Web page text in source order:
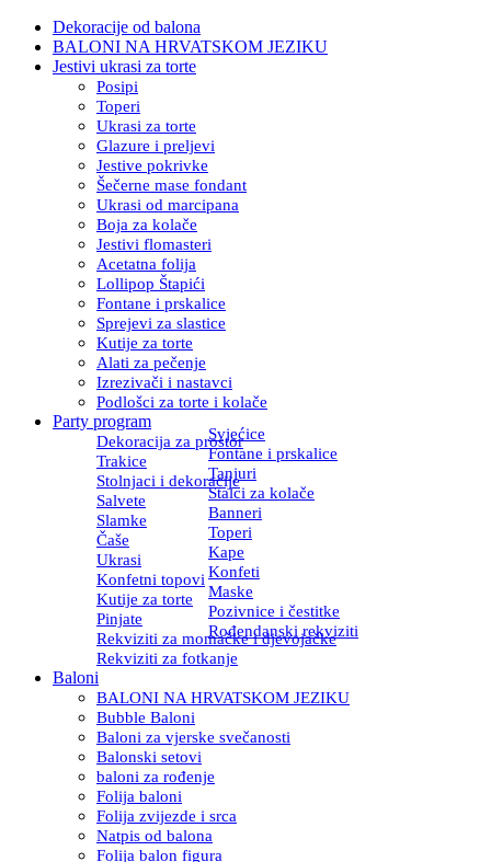
Dekoracije od balona
BALONI NA HRVATSKOM JEZIKU
Jestivi ukrasi za torte
Posipi
Toperi
Ukrasi za torte
Glazure i preljevi
Jestive pokrivke
Šečerne mase fondant
Ukrasi od marcipana
Boja za kolače
Jestivi flomasteri
Acetatna folija
Lollipop Štapići
Fontane i prskalice
Sprejevi za slastice
Kutije za torte
Alati za pečenje
Izrezivači i nastavci
Podlošci za torte i kolače
Party program
Dekoracija za prostor
Svjećice
Trakice
Fontane i prskalice
Stolnjaci i dekoracije
Tanjuri
Salvete
Stalci za kolače
Slamke
Banneri
Čaše
Toperi
Ukrasi
Kape
Konfetni topovi Konfeti
Kutije za torte
Maske
Pinjate
Pozivnice i čestitke
Rekviziti za momačke i djevojačke
Rođendanski rekviziti
Rekviziti za fotkanje
Baloni
BALONI NA HRVATSKOM JEZIKU
Bubble Baloni
Baloni za vjerske svečanosti
Balonski setovi
baloni za rođenje
Folija baloni
Folija zvijezde i srca
Natpis od balona
Folija balon figura